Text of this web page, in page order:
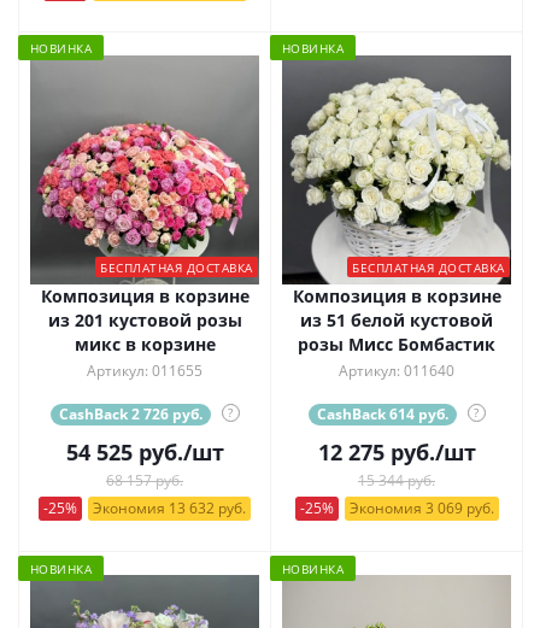
НОВИНКА
БЕСПЛАТНАЯ ДОСТАВКА
Композиция в корзине
из 201 кустовой розы
микс в корзине
Артикул: 011655
CashBack 2 726 руб. ?
54 525руб./шт
68 157 руб.
-25%
Экономия 13 632 руб.
НОВИНКА
БЕСПЛАТНАЯ ДОСТАВКА
Композиция в корзине
из 51 белой кустовой
розы Мисс Бомбастик
Артикул: 011640
CashBack 614 руб. ?
12 275руб./шт
15 344 руб.
-25%
Экономия 3 069 руб.
НОВИНКА НОВИНКА